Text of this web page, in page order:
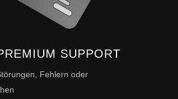
SUPPORT
Fehlern oder